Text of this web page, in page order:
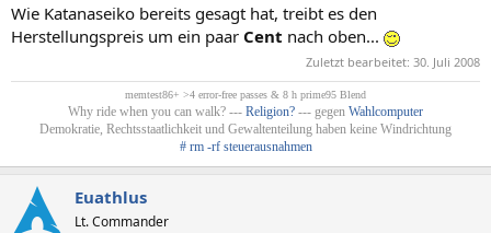
Wie Katanaseiko bereits gesagt hat, treibt es den
Herstellungspreis um ein paar Cent nach oben...
Zuletzt bearbeitet: 30. Juli 2008
memtest86+ >4 error-free passes & 8 h prime95 Blend
Why ride when you can walk? --- Religion? --- gegen Wahlcomputer
Demokratie, Rechtsstaatlichkeit und Gewaltenteilung haben keine Windrichtung
# rm -rf steuerausnahmen
Euathlus
Lt. Commander